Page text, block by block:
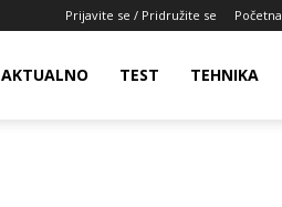
Prijavite se / Pridružite se Početna
AKTUALNO TEST TEHNIKA